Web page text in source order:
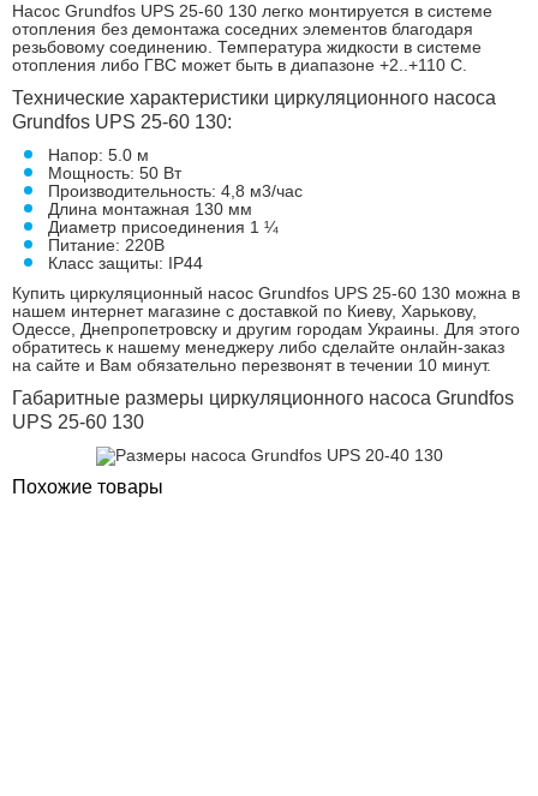
Насос Grundfos UPS 25-60 130 легко монтируется в системе
отопления без демонтажа соседних элементов благодаря
резьбовому соединению. Температура жидкости в системе
отопления либо ГВС может быть в диапазоне +2..+110 С.
Технические характеристики циркуляционного насоса
Grundfos UPS 25-60 130:
Напор: 5.0 м
Мощность: 50 Вт
Производительность: 4,8 м3/час
Длина монтажная 130 мм
Диаметр присоединения 1 ¼
Питание: 220В
Класс защиты: IP44
Купить циркуляционный насос Grundfos UPS 25-60 130 можна в
нашем интернет магазине с доставкой по Киеву, Харькову,
Одессе, Днепропетровску и другим городам Украины. Для этого
обратитесь к нашему менеджеру либо сделайте онлайн-заказ
на сайте и Вам обязательно перезвонят в течении 10 минут.
Габаритные размеры циркуляционного насоса Grundfos
UPS 25-60 130
Похожие товары